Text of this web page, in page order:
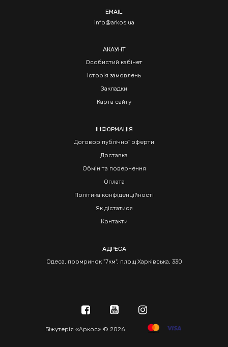
EMAIL
info@arkos.ua
АКАУНТ
Особистий кабінет
Історія замовлень
Закладки
Карта сайту
ІНФОРМАЦІЯ
Договор публічної оферти
Доставка
Обмін та повернення
Оплата
Політика конфіденційності
Як дістатися
Контакти
АДРЕСА
Одеса, промринок "7км", площ Харківська, 330
Біжутерія «Аркос» © 2026